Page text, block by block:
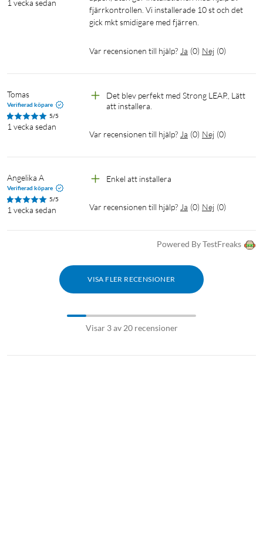
4, Dolby Vision, HDR10+, HDR10, HLG
Bildformat: 16:9 (auto/fullskärm)
(flera), MPEG Audio Layers 1/2/3, MPEG-4 Audio
Wifi: IEEE 802.11b/g/n (2,4 GHz) och IEEE 802.11a/n/ac (5
Bluetooth: 5.0 (LE 4.2) HDMI: 2.1 Ethernet: RJ45 10/100 USB:
1x USB-A 2.0 (500 mA)
Digital ljudutgång: S/PDIF (optisk)
Strömförbrukning (i drift): 7 W
Förvaringstemperatur: -10 till +70 °C
Mått (BxDxH): 96 × 96 × 23 mm
Vikt: 153 g
1x fjärrkontroll
1x strömadapter
2x AAA-batterier
Installationsguide
1 vecka sedan
fjärrkontrollen. Vi installerade 10 st och det
gick mkt smidigare med fjärren.
Var recensionen till hjälp? Ja (0) Nej (0)
Tomas
Verifierad köpare
5/5
1 vecka sedan
Det blev perfekt med Strong LEAP., Lätt
att installera.
Var recensionen till hjälp? Ja (0) Nej (0)
Angelika A
Verifierad köpare
5/5
1 vecka sedan
Enkel att installera
Var recensionen till hjälp? Ja (0) Nej (0)
Powered By TestFreaks
VISA FLER RECENSIONER
Visar 3 av 20 recensioner